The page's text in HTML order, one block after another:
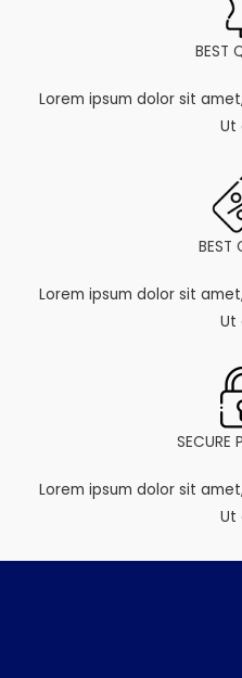
BEST
Lorem ipsum dolor sit
Ut
BEST
Lorem ipsum dolor sit
Ut
SECURE
Lorem ipsum dolor sit
Ut